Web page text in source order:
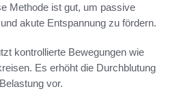
Methode ist gut, um passive
akute Entspannung zu fördern.
kontrollierte Bewegungen wie
Es erhöht die Durchblutung
vor.